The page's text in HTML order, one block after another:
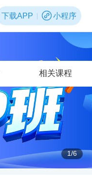
下载APP 小程序
1/6
相关课程